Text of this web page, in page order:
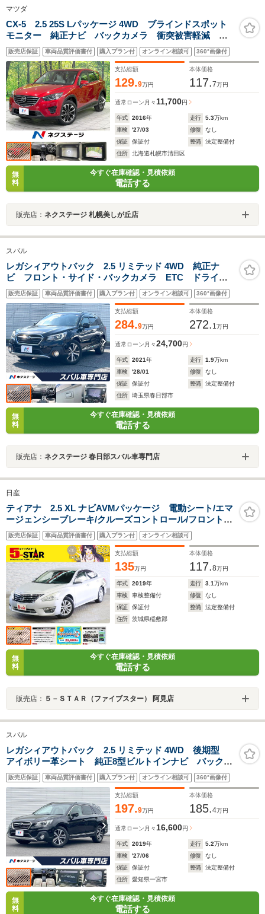
マツダ
CX-5 2.5 25S Lパッケージ 4WD ブラインドスポット
モニター 純正ナビ バックカメラ 衝突被害軽減 レ
ーダークルーズ 禁煙車 レザーシート ドラレコ コ
ーナーセンサー スマートキー LEDヘッド ビルトイ
ンETC 純正19インチアルミ
販売店保証 車両品質評価書付 購入プラン付 オンライン相談可 360°画像付
支払総額
129.9万円
本体価格
117.7万円
通常ローン 月々 11,700円
年式 2016年 走行 5.3万km
車検
'27/03 修復
なし
保証
保証付 整備
法定整備付
住所
北海道札幌市清田区
無
料
今すぐ在庫確認・見積依頼
電話する
販売店： ネクステージ 札幌美しが丘店
スバル
レガシィアウトバック 2.5 リミテッド 4WD 純正ナ
ビ フロント・サイド・バックカメラ ETC ドライブ
レコーダー パワーバックドア 黒革シート パワーシ
ート シートヒーター アイサイトセイフティプラス
純正18インチアルミホイール スマートキー
販売店保証 車両品質評価書付 購入プラン付 オンライン相談可 360°画像付
支払総額
284.9万円
本体価格
272. 1万円
通常ローン 月々24,700円
年式 2021年 走行 1.9万km
車検
'28/01 修復
なし
保証
保証付 整備
法定整備付
住所
埼玉県春日部市
無
料
今すぐ在庫確認・見積依頼
電話する
販売店： ネクステージ 春日部スバル車専門店
日産
ティアナ 2.5 XL ナビAVMパッケージ 電動シート/エマ
ージェンシーブレーキ/クルーズコントロール/フロント&
バックソナー/BSW/ETC/アラウンドビューモニター/純正
ナビ/地デジ/HIDオートライト/純正AW
販売店保証 車両品質評価書付 購入プラン付 オンライン相談可
支払総額
135万円
本体価格
117.8万円
年式 2019年 走行 3.1万km
車検
車検整備付 修復
なし
保証
保証付 整備
法定整備付
住所
茨城県稲敷郡
無
料
今すぐ在庫確認・見積依頼
電話する
販売店： ５－ＳＴＡＲ（ファイブスター） 阿見店
スバル
レガシィアウトバック 2.5 リミテッド 4WD 後期型
アイボリー革シート 純正8型ビルトインナビ バックカ
メラ ドライブレコーダー ETC パワーバックドア
ステアリング・全席シートヒーター メモリ付きパワー
シート 純正18インチアルミホイール
販売店保証 車両品質評価書付 購入プラン付 オンライン相談可 360°画像付
支払総額
197.9万円
本体価格
185.4万円
通常ローン 月々 16,600円
年式 2019年 走行 5.2万km
車検
'27/06 修復
なし
保証
保証付 整備
法定整備付
住所
愛知県一宮市
無
料
今すぐ在庫確認・見積依頼
電話する